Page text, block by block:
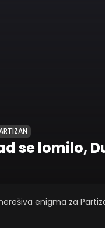
se lomilo,
enigma za